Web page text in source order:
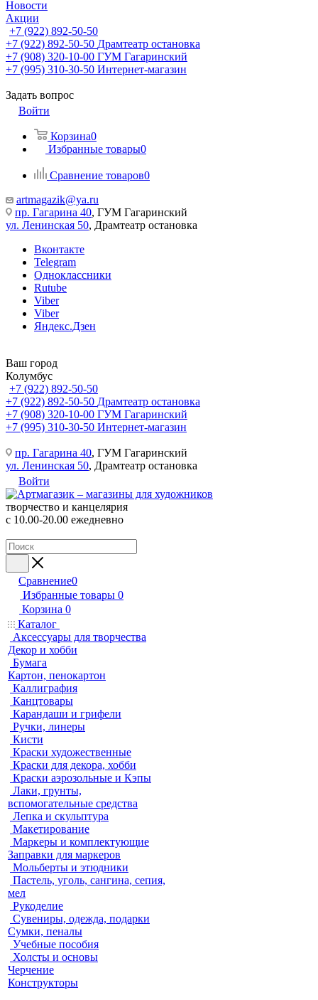
Новости
Акции
+7 (922) 892-50-50
+7 (922) 892-50-50 Драмтеатр остановка
+7 (908) 320-10-00 ГУМ Гагаринский
+7 (995) 310-30-50 Интернет-магазин
Задать вопрос
Войти
Корзина0
Избранные товары0
Сравнение товаров0
artmagazik@ya.ru
пр. Гагарина 40, ГУМ Гагаринский
ул. Ленинская 50, Драмтеатр остановка
Вконтакте
Telegram
Одноклассники
Rutube
Viber
Viber
Яндекс.Дзен
Ваш город
Колумбус
+7 (922) 892-50-50
+7 (922) 892-50-50 Драмтеатр остановка
+7 (908) 320-10-00 ГУМ Гагаринский
+7 (995) 310-30-50 Интернет-магазин
пр. Гагарина 40, ГУМ Гагаринский
ул. Ленинская 50, Драмтеатр остановка
Войти
творчество и канцелярия
с 10.00-20.00 ежедневно
Сравнение0
Избранные товары 0
Корзина 0
Каталог
Аксессуары для творчества
Декор и хобби
Бумага
Картон, пенокартон
Каллиграфия
Канцтовары
Карандаши и грифели
Ручки, линеры
Кисти
Краски художественные
Краски для декора, хобби
Краски аэрозольные и Кэпы
Лаки, грунты,
вспомогательные средства
Лепка и скульптура
Макетирование
Маркеры и комплектующие
Заправки для маркеров
Мольберты и этюдники
Пастель, уголь, сангина, сепия,
мел
Рукоделие
Сувениры, одежда, подарки
Сумки, пеналы
Учебные пособия
Холсты и основы
Черчение
Конструкторы